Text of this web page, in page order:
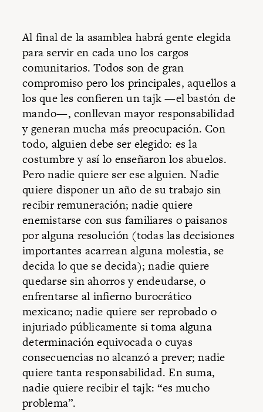
Al final de la asamblea habrá gente elegida
para servir en cada uno los cargos
comunitarios. Todos son de gran
compromiso pero los principales, aquellos a
los que les confieren un tajk —el bastón de
mando—, conllevan mayor responsabilidad
y generan mucha más preocupación. Con
todo, alguien debe ser elegido: es la
costumbre y así lo enseñaron los abuelos.
Pero nadie quiere ser ese alguien. Nadie
quiere disponer un año de su trabajo sin
recibir remuneración; nadie quiere
enemistarse con sus familiares o paisanos
por alguna resolución (todas las decisiones
importantes acarrean alguna molestia, se
decida lo que se decida); nadie quiere
quedarse sin ahorros y endeudarse, o
enfrentarse al infierno burocrático
mexicano; nadie quiere ser reprobado o
injuriado públicamente si toma alguna
determinación equivocada o cuyas
consecuencias no alcanzó a prever; nadie
quiere tanta responsabilidad. En suma,
nadie quiere recibir el tajk: “es mucho
problema”.